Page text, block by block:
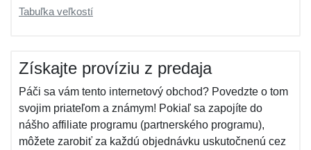
Tabuľka veľkostí
Získajte províziu z predaja
Páči sa vám tento internetový obchod? Povedzte o tom
svojim priateľom a známym! Pokiaľ sa zapojíte do
nášho affiliate programu (partnerského programu),
môžete zarobiť za každú objednávku uskutočnenú cez